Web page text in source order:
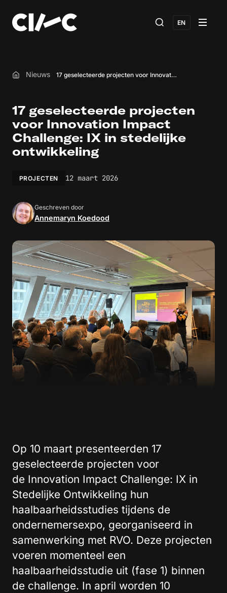
EN
Home
Nieuws 17 geselecteerde projecten voor Innovation Impact Challenge: IX in stedelijke ontwikkeling
17 geselecteerde projecten
voor Innovation Impact
Challenge: IX in stedelijke
ontwikkeling
PROJECTEN 12 maart 2026
Geschreven door
Annemaryn Koedood
Op 10 maart presenteerden 17
geselecteerde projecten voor
de Innovation Impact Challenge: IX in
Stedelijke Ontwikkeling hun
haalbaarheidsstudies tijdens de
ondernemersexpo, georganiseerd in
samenwerking met RVO. Deze projecten
voeren momenteel een
haalbaarheidsstudie uit (fase 1) binnen
de challenge. In april worden 10